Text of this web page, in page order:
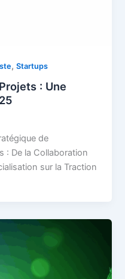
,Startups
: Une
de
: De la Collaboration
sur la Traction